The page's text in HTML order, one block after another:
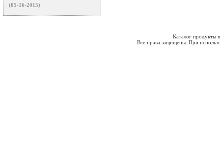
(05-16-2015)
Каталог продукты
Все права защищены. При